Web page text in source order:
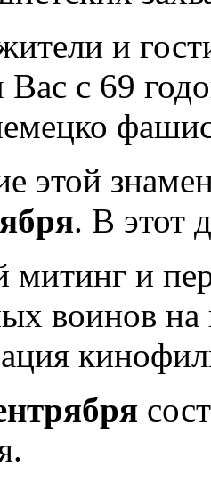
и
Вас с 69
этой
. В этот
митинг и
воинов